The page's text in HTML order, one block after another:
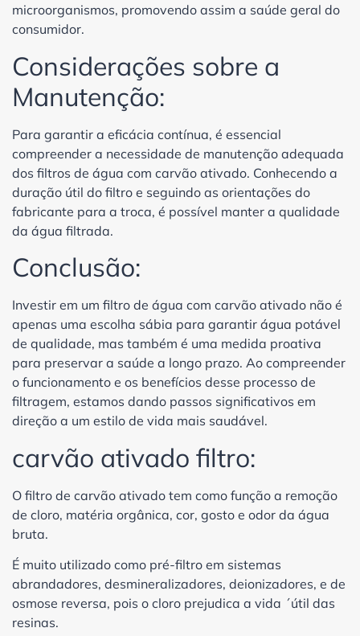
microorganismos, promovendo assim a saúde geral do
consumidor.
Considerações sobre a
Manutenção:
Para garantir a eficácia contínua, é essencial
compreender a necessidade de manutenção adequada
dos filtros de água com carvão ativado. Conhecendo a
duração útil do filtro e seguindo as orientações do
fabricante para a troca, é possível manter a qualidade
da água filtrada.
Conclusão:
Investir em um filtro de água com carvão ativado não é
apenas uma escolha sábia para garantir água potável
de qualidade, mas também é uma medida proativa
para preservar a saúde a longo prazo. Ao compreender
o funcionamento e os benefícios desse processo de
filtragem, estamos dando passos significativos em
direção a um estilo de vida mais saudável.
carvão ativado filtro:
O filtro de carvão ativado tem como função a remoção
de cloro, matéria orgânica, cor, gosto e odor da água
bruta.
É muito utilizado como pré-filtro em sistemas
abrandadores, desmineralizadores, deionizadores, e de
osmose reversa, pois o cloro prejudica a vida ´útil das
resinas.